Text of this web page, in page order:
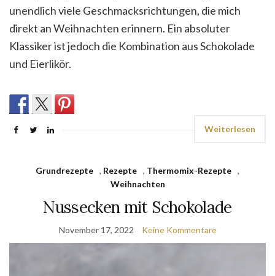
unendlich viele Geschmacksrichtungen, die mich
direkt an Weihnachten erinnern. Ein absoluter
Klassiker ist jedoch die Kombination aus Schokolade
und Eierlikör.
Weiterlesen
Grundrezepte , Rezepte , Thermomix-Rezepte ,
Weihnachten
Nussecken mit Schokolade
November 17, 2022 Keine Kommentare